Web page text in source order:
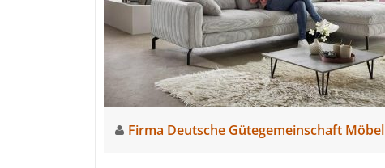
Firma Deutsche Gütegemeinschaft Möbel